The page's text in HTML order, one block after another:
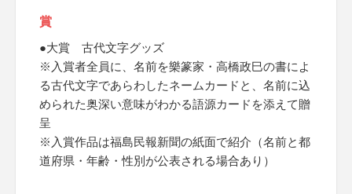
賞
●大賞 古代文字グッズ
※入賞者全員に、名前を樂篆家・高橋政巳の書によ
る古代文字であらわしたネームカードと、名前に込
められた奥深い意味がわかる語源カードを添えて贈
呈
※入賞作品は福島民報新聞の紙面で紹介（名前と都
道府県・年齢・性別が公表される場合あり）